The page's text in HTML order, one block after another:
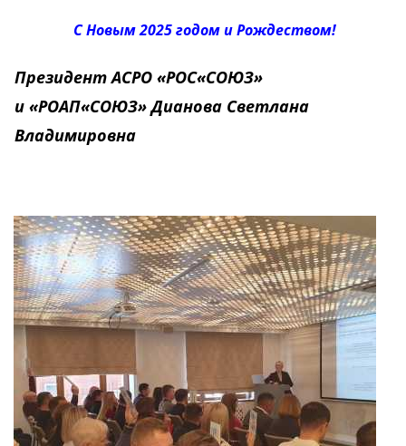
С Новым 2025 годом и Рождеством!
Президент АСРО «РОС«СОЮЗ»
и «РОАП«СОЮЗ»Дианова Светлана
Владимировна